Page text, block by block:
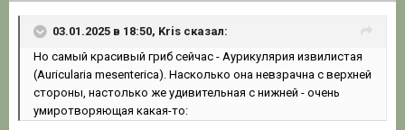
03.01.2025 в 18:50, Kris сказал:
Но самый красивый гриб сейчас - Аурикулярия извилистая
(Auricularia mesenterica). Насколько она невзрачна с верхней
стороны, настолько же удивительная с нижней - очень
умиротворяющая какая-то: